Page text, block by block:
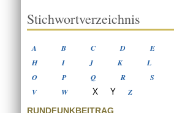
Stichwortverzeichnis
A B C D E
H
I J K L
O
P Q R S
V
W X Y Z
RUNDFUNKBEITRAG